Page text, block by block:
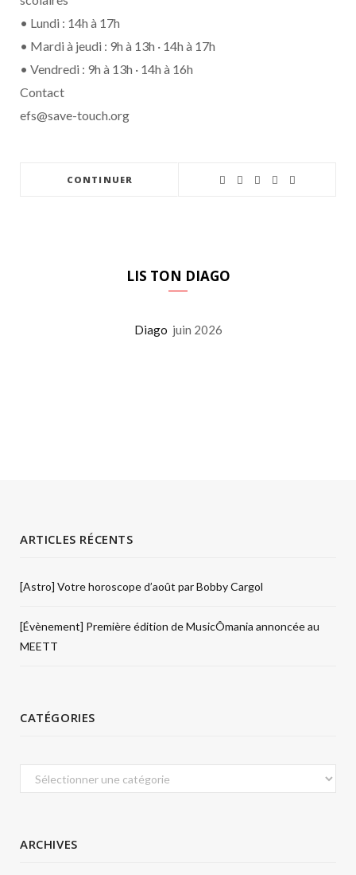
• Lundi : 14h à 17h
• Mardi à jeudi : 9h à 13h · 14h à 17h
• Vendredi : 9h à 13h · 14h à 16h
Contact
efs@save-touch.org
CONTINUER
LIS TON DIAGO
Diago juin 2026
ARTICLES RÉCENTS
[Astro] Votre horoscope d’août par Bobby Cargol
[Évènement] Première édition de MusicÔmania annoncée au
MEETT
CATÉGORIES
Catégories
ARCHIVES